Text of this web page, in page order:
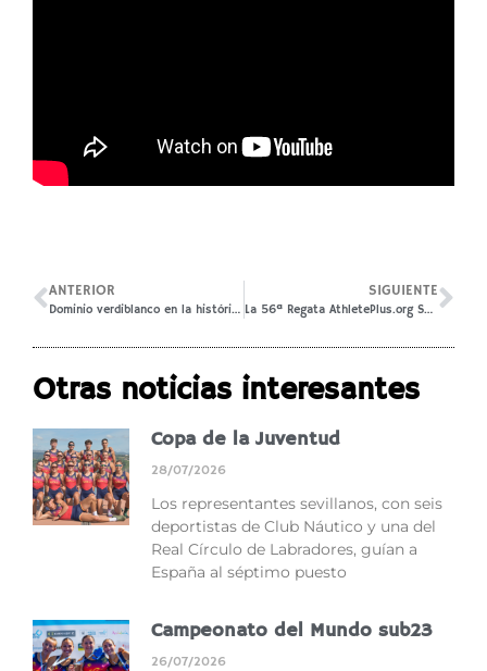
ANTERIOR
Dominio verdiblanco en la histórica 56ª Regata AthletePlus.org Sevilla-Betis
SIGUIENTE
La 56ª Regata AthletePlus.org Sevilla-Betis, en Canal Sur TV
Otras noticias interesantes
Copa de la Juventud
28/07/2026
Los representantes sevillanos, con seis
deportistas de Club Náutico y una del
Real Círculo de Labradores, guían a
España al séptimo puesto
Campeonato del Mundo sub23
26/07/2026